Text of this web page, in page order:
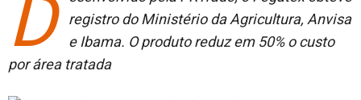
D
registro do Ministério da Agricultura, Anvisa
e Ibama. O produto reduz em 50% o custo
por área tratada